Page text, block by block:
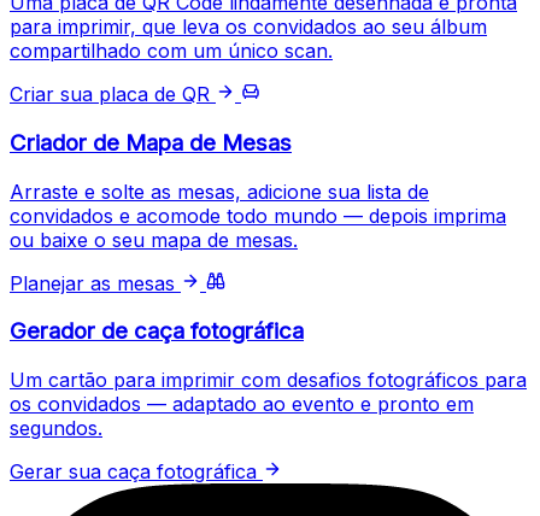
para imprimir, que leva os convidados ao seu álbum
compartilhado com um único scan.
Criar sua placa de QR
Criador de Mapa de Mesas
Arraste e solte as mesas, adicione sua lista de
convidados e acomode todo mundo — depois imprima
ou baixe o seu mapa de mesas.
Planejar as mesas
Gerador de caça fotográfica
Um cartão para imprimir com desafios fotográficos para
os convidados — adaptado ao evento e pronto em
segundos.
Gerar sua caça fotográfica